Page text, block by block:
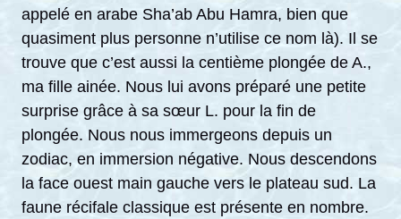
appelé en arabe Sha’ab Abu Hamra, bien que
quasiment plus personne n’utilise ce nom là). Il se
trouve que c’est aussi la centième plongée de A.,
ma fille ainée. Nous lui avons préparé une petite
surprise grâce à sa sœur L. pour la fin de
plongée. Nous nous immergeons depuis un
zodiac, en immersion négative. Nous descendons
la face ouest main gauche vers le plateau sud. La
faune récifale classique est présente en nombre.